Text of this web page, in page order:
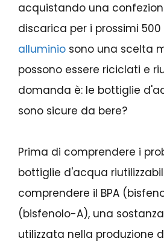
acquistando una
discarica per i prossimi 500
alluminio sono una scelta
possono essere riciclati e
domanda è: le bottiglie
sono sicure da bere?
Prima di comprendere i
bottiglie d'acqua
comprendere il BPA
(bisfenolo-A), una
utilizzata nella produzione